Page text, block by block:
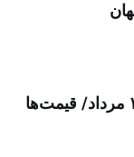
قیمت طلا و سکه شنبه ۱۷ مرداد/ قیمت‌ها